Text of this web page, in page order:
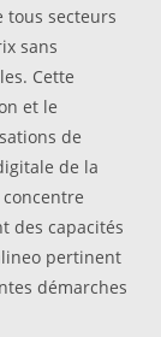
tous secteurs
sans
Cette
et le
de
de la
des capacités
pertinent
démarches